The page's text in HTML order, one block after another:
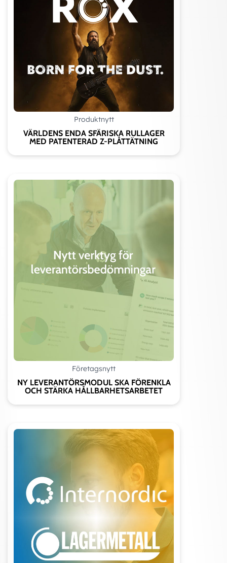
Produktnytt
VÄRLDENS ENDA SFÄRISKA RULLAGER
MED PATENTERAD Z-PLÅTTÄTNING
Företagsnytt
NY LEVERANTÖRSMODUL SKA FÖRENKLA
OCH STÄRKA HÅLLBARHETSARBETET